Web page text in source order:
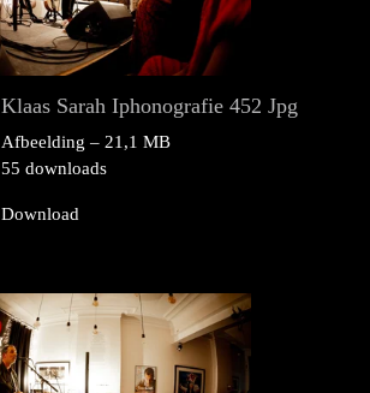
Klaas Sarah Iphonografie 452 Jpg
Afbeelding – 21,1 MB
55 downloads
Download